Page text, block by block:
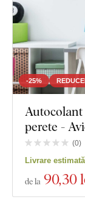
-25%
perete -
(0)
Livrare
de la 90,30